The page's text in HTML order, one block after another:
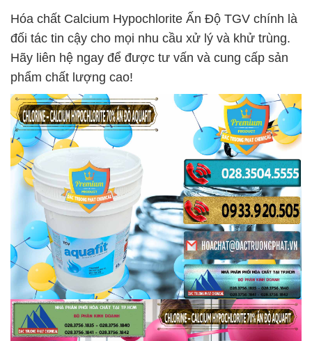
Hóa chất Calcium Hypochlorite Ấn Độ TGV chính là
đối tác tin cậy cho mọi nhu cầu xử lý và khử trùng.
Hãy liên hệ ngay để được tư vấn và cung cấp sản
phẩm chất lượng cao!